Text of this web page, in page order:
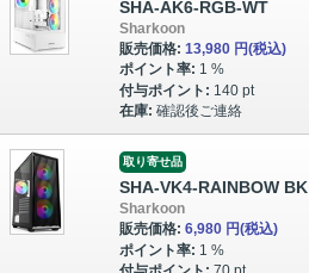
SHA-AK6-RGB-WT
Sharkoon
販売価格: 13,980 円(税込)
ポイント率: 1 %
付与ポイント: 140 pt
在庫: 確認後ご連絡
取り寄せ品
SHA-VK4-RAINBOW BK
Sharkoon
販売価格: 6,980 円(税込)
ポイント率: 1 %